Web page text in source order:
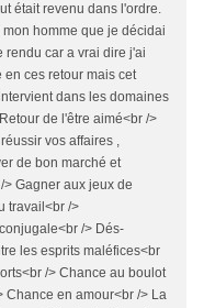
était revenu dans l'ordre.
homme que je décidai
rendu car a vrai dire j'ai
en ces retour mais cet
dans les domaines
de l'être aimé<br />
vos affaires ,
de bon marché et
Gagner aux jeux de
travail<br />
/> Dés-
les esprits maléfices<br
/> Chance au boulot
Chance en amour<br /> La